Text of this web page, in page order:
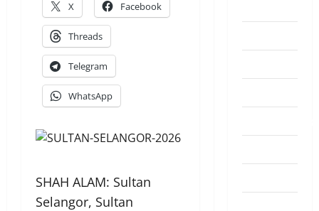
X Facebook
Threads
Telegram
WhatsApp
SHAH ALAM: Sultan
Selangor, Sultan